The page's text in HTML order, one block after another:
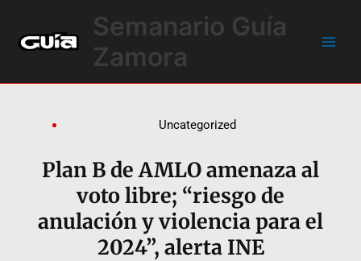
contenido
Semanario Guía
Zamora
Uncategorized
Plan B de AMLO amenaza al
voto libre; “riesgo de
anulación y violencia para el
2024”, alerta INE